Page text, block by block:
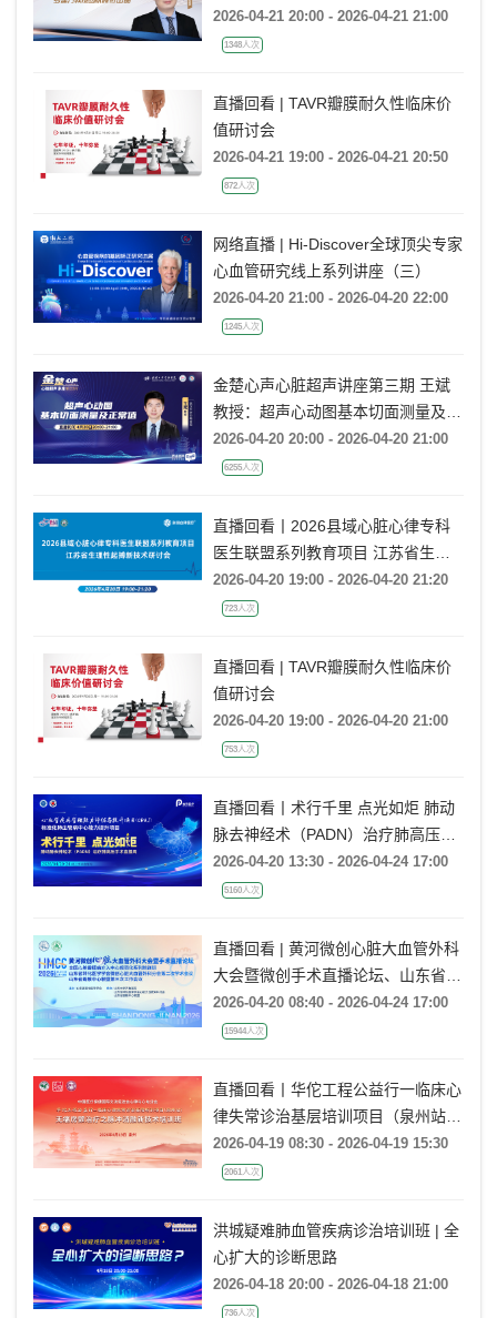
2026-04-21 20:00 - 2026-04-21 21:00
1348人次
直播回看 | TAVR瓣膜耐久性临床价
值研讨会
2026-04-21 19:00 - 2026-04-21 20:50
872人次
网络直播 | Hi-Discover全球顶尖专家
心血管研究线上系列讲座（三）
2026-04-20 21:00 - 2026-04-20 22:00
1245人次
金楚心声心脏超声讲座第三期 王斌
教授：超声心动图基本切面测量及正
常值
2026-04-20 20:00 - 2026-04-20 21:00
6255人次
直播回看丨2026县域心脏心律专科
医生联盟系列教育项目 江苏省生理
性起搏新技术研讨会
2026-04-20 19:00 - 2026-04-20 21:20
723人次
直播回看 | TAVR瓣膜耐久性临床价
值研讨会
2026-04-20 19:00 - 2026-04-20 21:00
753人次
直播回看丨术行千里 点光如炬 肺动
脉去神经术（PADN）治疗肺高压手
术直播周
2026-04-20 13:30 - 2026-04-24 17:00
5160人次
直播回看 | 黄河微创心脏大血管外科
大会暨微创手术直播论坛、山东省转
化医学学会微创心脏大血管外科分会
2026年度学术会议
2026-04-20 08:40 - 2026-04-24 17:00
15944人次
直播回看丨华佗工程公益行一临床心
律失常诊治基层培训项目（泉州站）
无痛房颤治疗之脉冲消融新技术培训
班
2026-04-19 08:30 - 2026-04-19 15:30
2061人次
洪城疑难肺血管疾病诊治培训班 | 全
心扩大的诊断思路
2026-04-18 20:00 - 2026-04-18 21:00
736人次